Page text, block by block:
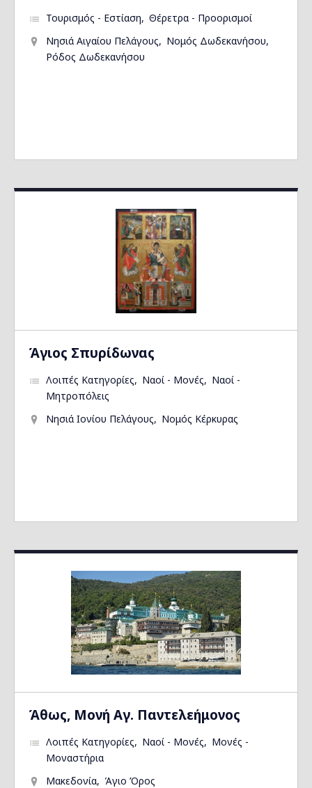
Τουρισμός - Εστίαση
Θέρετρα - Προορισμοί
Νησιά Αιγαίου Πελάγους
Νομός Δωδεκανήσου
Ρόδος Δωδεκανήσου
Άγιος Σπυρίδωνας
Λοιπές Κατηγορίες Ναοί - Μονές
Ναοί -
Μητροπόλεις
Νησιά Ιονίου Πελάγους
Νομός Κέρκυρας
Άθως, Μονή Αγ. Παντελεήμονος
Λοιπές Κατηγορίες Ναοί - Μονές
Μονές -
Μοναστήρια
Μακεδονία
Άγιο Όρος